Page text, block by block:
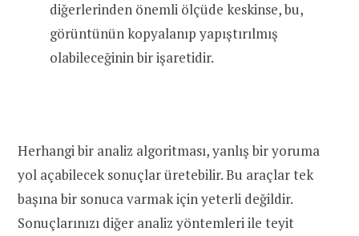
diğerlerinden önemli ölçüde keskinse, bu,
görüntünün kopyalanıp yapıştırılmış
olabileceğinin bir işaretidir.
Herhangi bir analiz algoritması, yanlış bir yoruma
yol açabilecek sonuçlar üretebilir. Bu araçlar tek
başına bir sonuca varmak için yeterli değildir.
Sonuçlarınızı diğer analiz yöntemleri ile teyit